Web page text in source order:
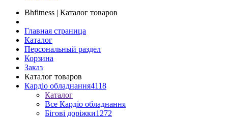
Bhfitness | Каталог товаров
Главная страница
Каталог
Персональный раздел
Корзина
Заказ
Каталог товаров
Кардіо обладнання4118
Каталог
Все Кардіо обладнання
Бігові доріжки1272